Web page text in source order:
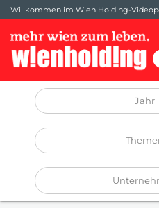
Willkommen im Wien Holding-
Jahr